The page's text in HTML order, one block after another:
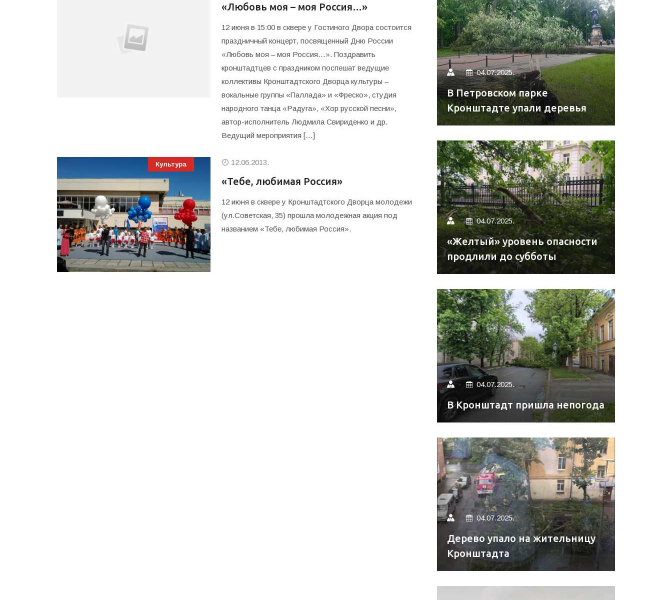
«Любовь моя – моя Россия…»
12 июня в 15:00 в сквере у Гостиного Двора состоится
праздничный концерт, посвященный Дню России
«Любовь моя – моя Россия…». Поздравить
кронштадтцев с праздником поспешат ведущие
коллективы Кронштадтского Дворца культуры –
вокальные группы «Паллада» и «Фреско», студия
народного танца «Радуга», «Хор русской песни»,
автор-исполнитель Людмила Свириденко и др.
Ведущий мероприятия […]
Культура 12.06.2013.
«Тебе, любимая Россия»
12 июня в сквере у Кронштадтского Дворца молодежи
(ул.Советская, 35) прошла молодежная акция под
названием «Тебе, любимая Россия».
04.07.2025.
В Петровском парке
Кронштадте упали деревья
04.07.2025.
«Желтый» уровень опасности
продлили до субботы
04.07.2025.
В Кронштадт пришла непогода
04.07.2025.
Дерево упало на жительницу
Кронштадта